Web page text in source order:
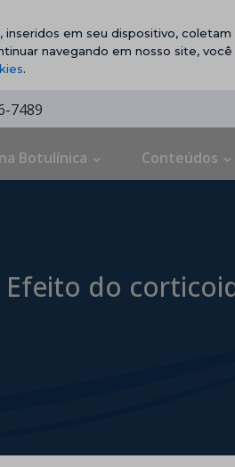
em seu dispositivo,
navegando em nosso site,
.
7489
Botulínica Conteúdos
Efeito do